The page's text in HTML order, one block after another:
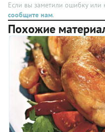
Если вы заметили ошибку или
сообщите нам.
Похожие